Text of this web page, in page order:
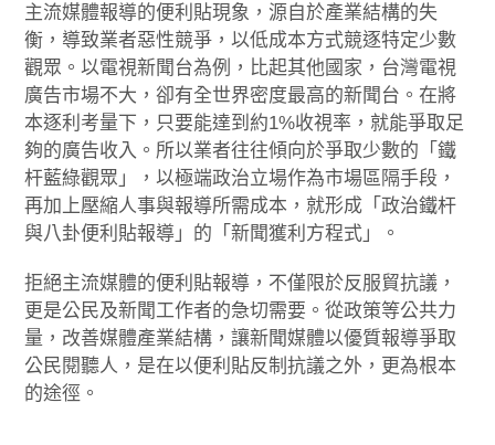
主流媒體報導的便利貼現象，源自於產業結構的失
衡，導致業者惡性競爭，以低成本方式競逐特定少數
觀眾。以電視新聞台為例，比起其他國家，台灣電視
廣告市場不大，卻有全世界密度最高的新聞台。在將
本逐利考量下，只要能達到約1%收視率，就能爭取足
夠的廣告收入。所以業者往往傾向於爭取少數的「鐵
杆藍綠觀眾」，以極端政治立場作為市場區隔手段，
再加上壓縮人事與報導所需成本，就形成「政治鐵杆
與八卦便利貼報導」的「新聞獲利方程式」。
拒絕主流媒體的便利貼報導，不僅限於反服貿抗議，
更是公民及新聞工作者的急切需要。從政策等公共力
量，改善媒體產業結構，讓新聞媒體以優質報導爭取
公民閱聽人，是在以便利貼反制抗議之外，更為根本
的途徑。